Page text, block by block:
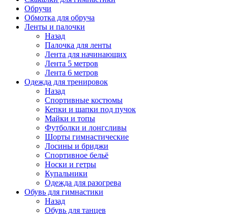
Обручи
Обмотка для обруча
Ленты и палочки
Назад
Палочка для ленты
Лента для начинающих
Лента 5 метров
Лента 6 метров
Одежда для тренировок
Назад
Спортивные костюмы
Кепки и шапки под пучок
Майки и топы
Футболки и лонгсливы
Шорты гимнастические
Лосины и бриджи
Спортивное бельё
Носки и гетры
Купальники
Одежда для разогрева
Обувь для гимнастики
Назад
Обувь для танцев